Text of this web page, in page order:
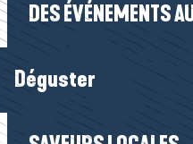
DES ÉVÉNEMENTS
Déguster